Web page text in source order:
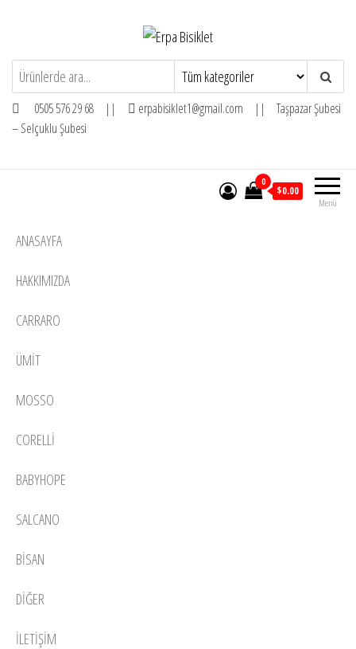
Erpa Bisiklet
0505 576 29 68 ||
erpabisiklet1@gmail.com || Taşpazar Şubesi
– Selçuklu Şubesi
Menü
0
$0.00
ANASAYFA
HAKKIMIZDA
CARRARO
ÜMIT
MOSSO
CORELLI
BABYHOPE
SALCANO
BISAN
DIĞER
İLETIŞIM